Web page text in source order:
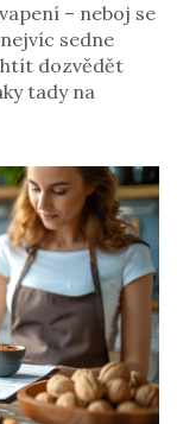
– neboj se
sedne
dozvědět
tady na